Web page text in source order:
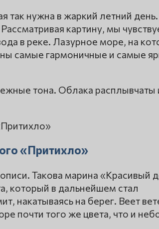
так нужна в жаркий летний
картину, мы
в реке. Лазурное море, на
самые гармоничные и самые
тона. Облака расплывчаты
«Притихло»
Такова марина «Красивый
который в дальнейшем стал
накатываясь на берег. Веет
почти того же цвета, что и